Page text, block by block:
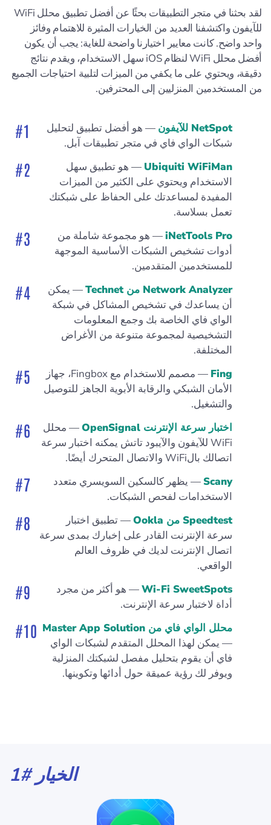
لقد بحثنا في متجر التطبيقات بحثًا عن أفضل تطبيق محلل WiFi
للآيفون واكتشفنا العديد من الخيارات المثيرة للاهتمام وفائز
واحد واضح. كانت معايير اختيارنا واضحة للغاية: يجب أن يكون
أفضل محلل WiFi لنظام iOS سهل الاستخدام، ويقدم نتائج
دقيقة، ويحتوي على ما يكفي من الميزات لتلبية احتياجات الجميع
من المستخدمين المنزليين إلى المحترفين.
NetSpot للآيفون
— هو أفضل تطبيق لتحليل
شبكات الواي فاي في متجر تطبيقات آبل.
Ubiquiti WiFiMan — هو تطبيق سهل
الاستخدام ويحتوي على الكثير من الميزات
المفيدة لمساعدتك على الحفاظ على شبكتك
تعمل بسلاسة.
iNetTools Pro— هو مجموعة شاملة من
أدوات تشخيص الشبكات الأساسية الموجهة
للمستخدمين المتقدمين.
Network Analyzer من Technet
— يمكن
أن يساعدك في تشخيص المشاكل في شبكة
الواي فاي الخاصة بك وجمع المعلومات
التشخيصية لمجموعة متنوعة من الأغراض
المختلفة.
Fing
— مصمم للاستخدام مع Fingbox، جهاز
الأمان الشبكي والرقابة الأبوية الجاهز للتوصيل
والتشغيل.
اختبار سرعة الإنترنت OpenSignal
— محلل
WiFi للآيفون والآيبود تاتش يمكنه اختبار سرعة
اتصالك بالWiFi والاتصال المتحرك أيضًا.
Scany— يظهر كالسكين السويسري متعدد
الاستخدامات لفحص الشبكات.
Speedtest من Ookla
— تطبيق اختبار
سرعة الإنترنت القادر على إخبارك بمدى سرعة
اتصال الإنترنت لديك في ظروف العالم
الواقعي.
Wi-Fi SweetSpots— هو أكثر من مجرد
أداة لاختبار سرعة الإنترنت.
محلل الواي فاي من Master App Solution
— يمكن لهذا المحلل المتقدم لشبكات الواي
فاي أن يقوم بتحليل مفصل لشبكتك المنزلية
ويوفر لك رؤية عميقة حول أدائها وتكوينها.
الخيار #1